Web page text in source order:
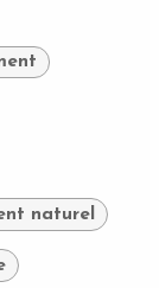
naturel